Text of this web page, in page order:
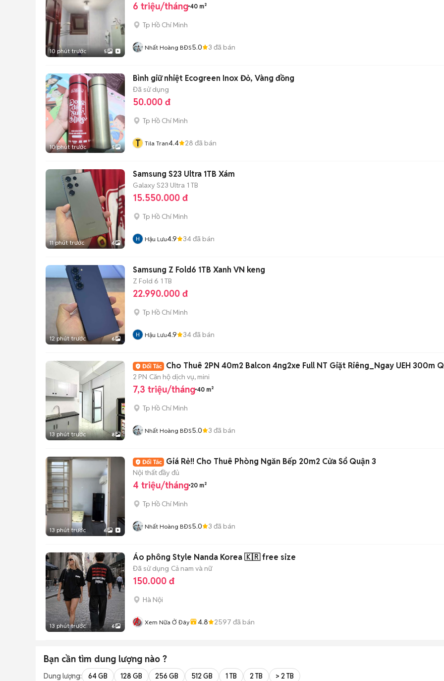
10 phút trước 5
6 triệu/tháng 40 m²
Tp Hồ Chí Minh
Nhất Hoàng BĐS5.0 3 đã bán
10 phút trước 5
Bình giữ nhiệt Ecogreen Inox Đỏ, Vàng đồng
Đã sử dụng
50.000 đ
Tp Hồ Chí Minh
T Tila Tran4.4 28 đã bán
11 phút trước 6
Samsung S23 Ultra 1TB Xám
Galaxy S23 Ultra 1 TB
15.550.000 đ
Tp Hồ Chí Minh
Hậu Lưu4.9 34đã bán
12 phút trước 6
Samsung Z Fold6 1TB Xanh VN keng
Z Fold 6 1 TB
22.990.000 đ
Tp Hồ Chí Minh
Hậu Lưu4.9 34đã bán
13 phút trước 8
Cho Thuê 2PN 40m2 Balcon 4ng2xe Full NT Giặt Riêng_Ngay UEH 300m
2 PN Căn hộ dịch vụ, mini
7,3 triệu/tháng 40 m²
Tp Hồ Chí Minh
Nhất Hoàng BĐS5.0 3 đã bán
13 phút trước 6
Giá Rẻ!! Cho Thuê Phòng Ngăn Bếp 20m2 Cửa Sổ Quận 3
Nội thất đầy đủ
4 triệu/tháng 20 m²
Tp Hồ Chí Minh
Nhất Hoàng BĐS5.0 3 đã bán
13 phút trước 6
Áo phông Style Nanda Korea 🇰🇷 free size
Đã sử dụng Cả nam và nữ
150.000 đ
Hà Nội
Xem Nữa Ở Đây 4.8 2597 đã bán
Bạn cần tìm dung lượng nào ?
Dung lượng: 64 GB 128 GB 256 GB 512 GB 1 TB 2 TB > 2 TB